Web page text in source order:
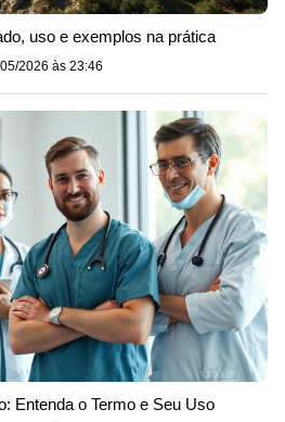
uso e exemplos na prática
2026 às 23:46
Entenda o Termo e Seu Uso